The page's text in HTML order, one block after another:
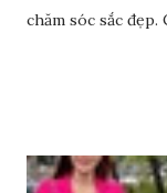
chăm sóc sắc đẹp.